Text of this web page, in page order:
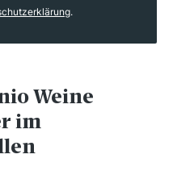
.
Weine
im